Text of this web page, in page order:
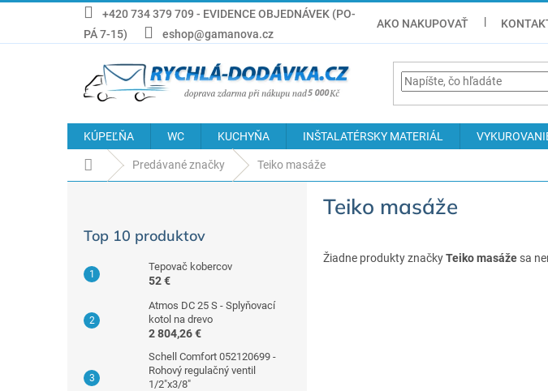
Prejsť
+420 734 379 709 - EVIDENCE OBJEDNÁVEK (PO-
PÁ 7-15)
eshop@gamanova.cz
AKO NAKUPOVAŤ
KÚPEĽŇA WC KUCHYŇA INŠTALATÉRSKY MATERIÁL
DomovPredávané značky Teiko masáže
Top 10 produktov
Tepovač kobercov
52 €
Atmos DC 25 S - Splyňovací
kotol na drevo
2 804,26 €
Schell Comfort 052120699 -
Rohový regulačný ventil
1/2"x3/8"
Teiko masáže
Žiadne produkty značkyTeiko masáže sa